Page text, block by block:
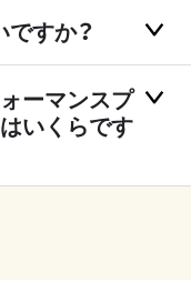
すか？
ーマンスプ
いくらです